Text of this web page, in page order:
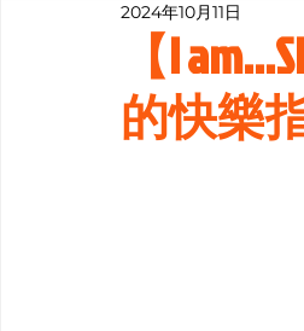
寫履歷表嘅技巧📝
【I
的快樂
2024年10月11日